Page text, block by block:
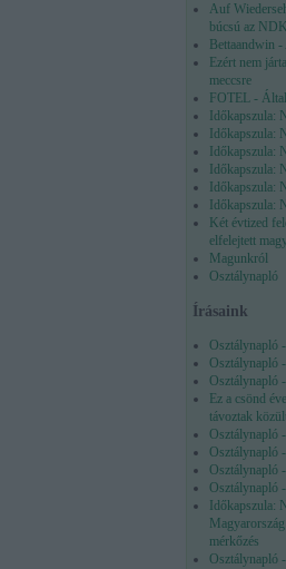
Auf
búcsú az
Bettaandwin
Ezért nem
meccsre
FOTEL -
Időkapszula:
Időkapszula:
Időkapszula:
Időkapszula:
Időkapszula:
Időkapszula:
Két évtized
elfelejtett
Magunkról
Osztálynapló
Írásaink
Osztálynapló
Osztálynapló
Osztálynapló
Ez a csönd
távoztak
Osztálynapló
Osztálynapló
Osztálynapló
Osztálynapló
Időkapszula:
mérkőzés
Osztálynapló